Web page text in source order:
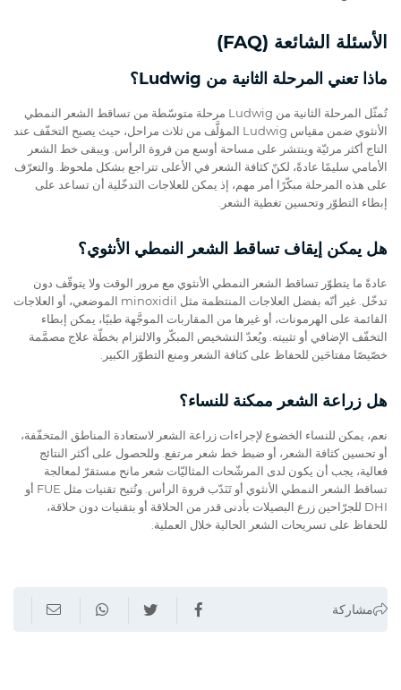
الأسئلة الشائعة (FAQ)
ماذا تعني المرحلة الثانية من Ludwig؟
تُمثّل المرحلة الثانية من Ludwig مرحلة متوسّطة من تساقط الشعر النمطي
الأنثوي ضمن مقياس Ludwig المؤلَّف من ثلاث مراحل، حيث يصبح التخفّف عند
التاج أكثر مرئيّة وينتشر على مساحة أوسع من فروة الرأس. ويبقى خط الشعر
الأمامي سليمًا عادةً، لكنّ كثافة الشعر في الأعلى تتراجع بشكل ملحوظ. والتعرّف
على هذه المرحلة مبكّرًا أمر مهم، إذ يمكن للعلاجات التدخّلية أن تساعد على
إبطاء التطوّر وتحسين تغطية الشعر.
هل يمكن إيقاف تساقط الشعر النمطي الأنثوي؟
عادةً ما يتطوّر تساقط الشعر النمطي الأنثوي مع مرور الوقت ولا يتوقّف دون
تدخّل. غير أنّه بفضل العلاجات المنتظمة مثل minoxidil الموضعي، أو العلاجات
القائمة على الهرمونات، أو غيرها من المقاربات الموجَّهة طبيًا، يمكن إبطاء
التخفّف الإضافي أو تثبيته. ويُعدّ التشخيص المبكّر والالتزام بخطّة علاج مصمَّمة
خصّيصًا مفتاحَين للحفاظ على كثافة الشعر ومنع التطوّر الكبير.
هل زراعة الشعر ممكنة للنساء؟
نعم، يمكن للنساء الخضوع لإجراءات زراعة الشعر لاستعادة المناطق المتخفّفة،
أو تحسين كثافة الشعر، أو ضبط خط شعر مرتفع. وللحصول على أكثر النتائج
فعالية، يجب أن يكون لدى المرشّحات المثاليّات شعر مانح مستقرّ لمعالجة
تساقط الشعر النمطي الأنثوي أو تَنَدّب فروة الرأس. وتُتيح تقنيات مثل FUE أو
DHI للجرّاحين زرع البصيلات بأدنى قدر من الحلاقة أو بتقنيات دون حلاقة،
للحفاظ على تسريحات الشعر الحالية خلال العملية.
مشاركة